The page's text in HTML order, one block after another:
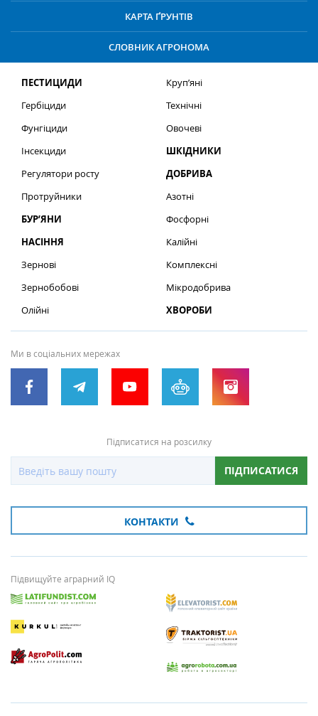
КАРТА ҐРУНТІВ
СЛОВНИК АГРОНОМА
ПЕСТИЦИДИ
Гербіциди
Фунгіциди
Інсекциди
Регулятори росту
Протруйники
БУР’ЯНИ
НАСІННЯ
Зернові
Зернобобові
Олійні
Круп’яні
Технічні
Овочеві
ШКІДНИКИ
ДОБРИВА
Азотні
Фосфорні
Калійні
Комплексні
Мікродобрива
ХВОРОБИ
Ми в соціальних мережах
Підписатися на розсилку
ПІДПИСАТИСЯ
КОНТАКТИ
Підвищуйте аграрний IQ